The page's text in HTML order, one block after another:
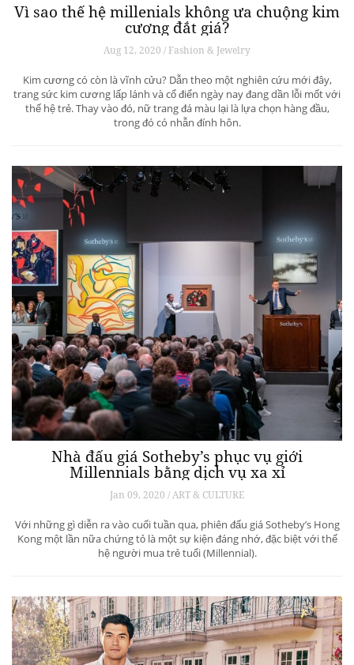
Vì sao thế hệ millenials không ưa chuộng kim
cương đắt giá?
Aug 12, 2020 / Fashion & Jewelry
Kim cương có còn là vĩnh cửu? Dẫn theo một nghiên cứu mới đây,
trang sức kim cương lấp lánh và cổ điển ngày nay đang dần lỗi mốt với
thế hệ trẻ. Thay vào đó, nữ trang đá màu lại là lựa chọn hàng đầu,
trong đó có nhẫn đính hôn.
Nhà đấu giá Sotheby’s phục vụ giới
Millennials bằng dịch vụ xa xỉ
Jan 09, 2020 / ART & CULTURE
Với những gì diễn ra vào cuối tuần qua, phiên đấu giá Sotheby’s Hong
Kong một lần nữa chứng tỏ là một sự kiện đáng nhớ, đặc biệt với thế
hệ người mua trẻ tuổi (Millennial).